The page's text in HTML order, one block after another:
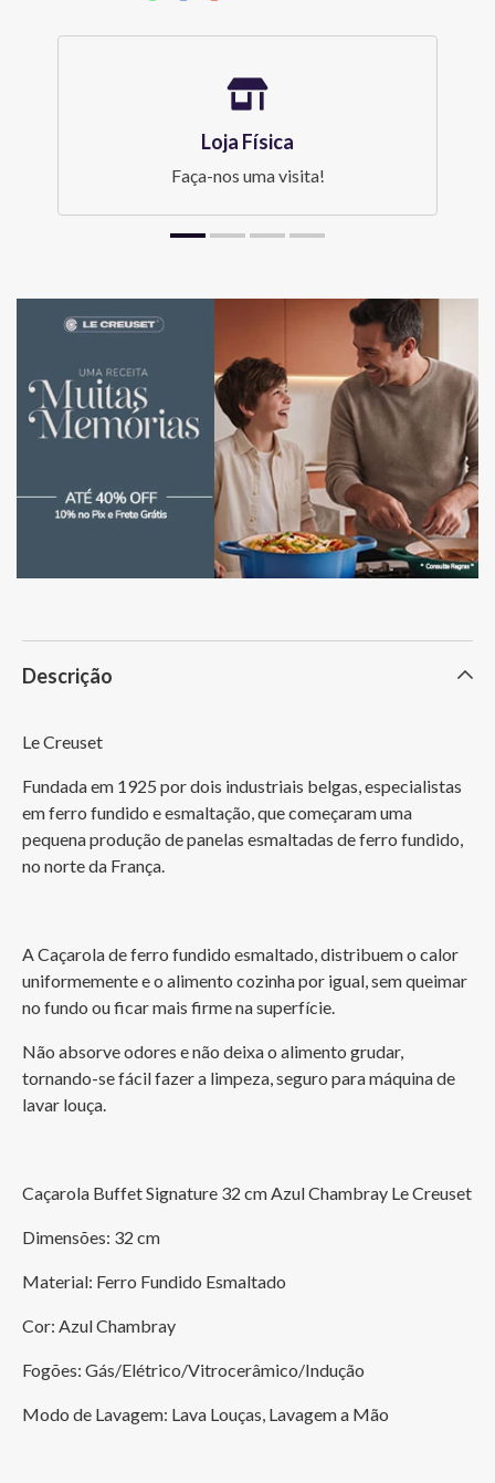
Loja Física
Faça-nos uma visita!
Descrição
Le Creuset
Fundada em 1925 por dois industriais belgas, especialistas
em ferro fundido e esmaltação, que começaram uma
pequena produção de panelas esmaltadas de ferro fundido,
no norte da França.
A Caçarola de ferro fundido esmaltado, distribuem o calor
uniformemente e o alimento cozinha por igual, sem queimar
no fundo ou ficar mais firme na superfície.
Não absorve odores e não deixa o alimento grudar,
tornando-se fácil fazer a limpeza, seguro para máquina de
lavar louça.
Caçarola Buffet Signature 32 cm Azul Chambray Le Creuset
Dimensões: 32 cm
Material: Ferro Fundido Esmaltado
Cor: Azul Chambray
Fogões: Gás/Elétrico/Vitrocerâmico/Indução
Modo de Lavagem: Lava Louças, Lavagem a Mão